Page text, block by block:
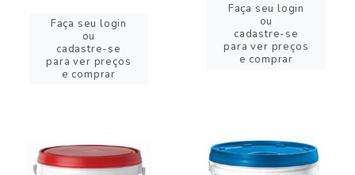
Faça seu login
ou
cadastre-se
para ver preços
e comprar
Faça seu login
ou
cadastre-se
para ver preços
e comprar